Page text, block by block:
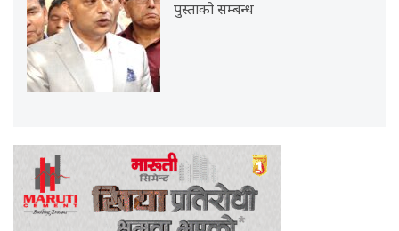
पुस्ताको सम्बन्ध